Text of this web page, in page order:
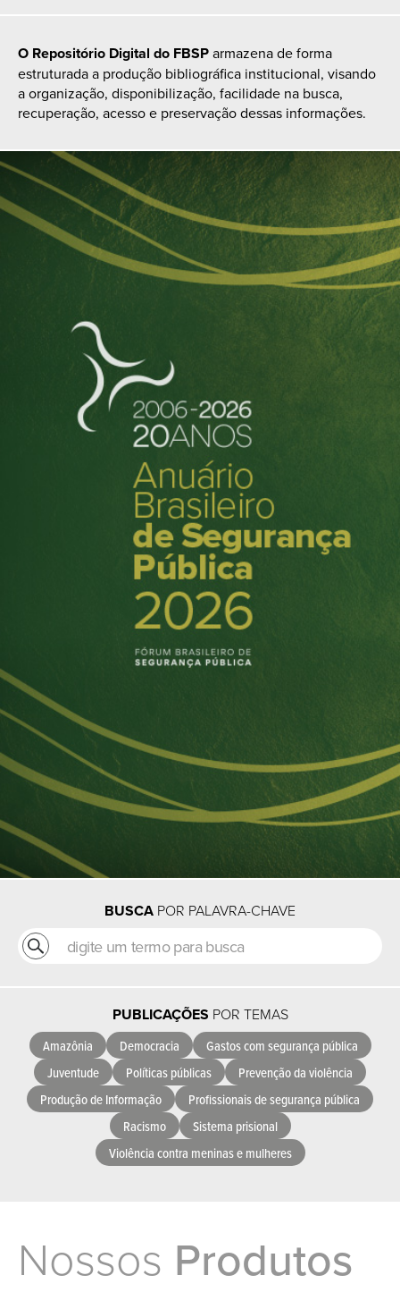
O Repositório Digital do FBSParmazena de forma
estruturada a produção bibliográfica institucional, visando
a organização, disponibilização, facilidade na busca,
recuperação, acesso e preservação dessas informações.
BUSCA POR PALAVRA-CHAVE
PUBLICAÇÕES POR TEMAS
Amazônia Democracia
Gastos com segurança pública
Juventude
Políticas públicas
Prevenção da violência
Produção de Informação
Profissionais de segurança pública
Racismo
Sistema prisional
Violência contra meninas e mulheres
Nossos Produtos